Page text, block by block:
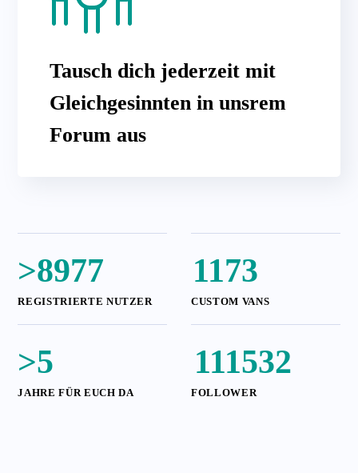
Tausch dich jederzeit mit
Gleichgesinnten in unsrem
Forum aus
>8977
REGISTRIERTE NUTZER
1173
CUSTOM VANS
>5
JAHRE FÜR EUCH DA
111532
FOLLOWER